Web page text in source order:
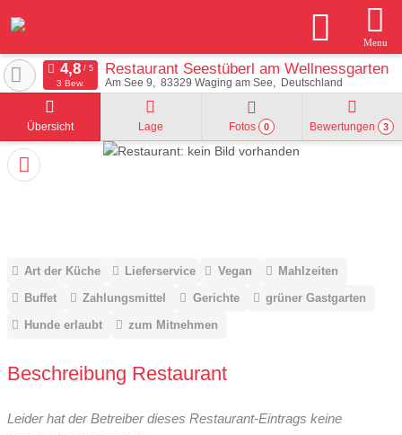
Menu
Restaurant Seestüberl am Wellnessgarten
Am See 9 83329 Waging am See Deutschland
3 Bew.
Übersicht Lage Fotos 0 Bewertungen 3
Art der Küche Lieferservice Vegan
Mahlzeiten
Buffet
Zahlungsmittel Gerichte
grüner Gastgarten
Hunde erlaubt
zum Mitnehmen
Beschreibung Restaurant
Leider hat der Betreiber dieses Restaurant-Eintrags keine